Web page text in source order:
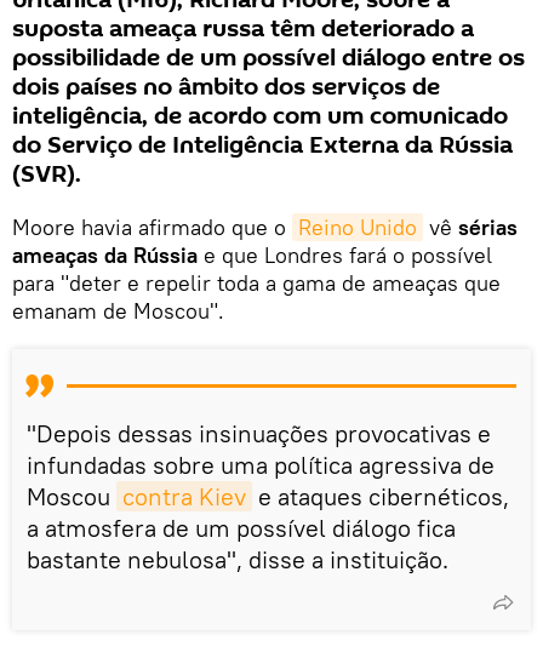
suposta ameaça russa têm deteriorado a
possibilidade de um possível diálogo entre os
dois países no âmbito dos serviços de
inteligência, de acordo com um comunicado
do Serviço de Inteligência Externa da Rússia
(SVR).
Moore havia afirmado que o Reino Unido vê sérias
ameaças da Rússia e que Londres fará o possível
para "deter e repelir toda a gama de ameaças que
emanam de Moscou".
"Depois dessas insinuações provocativas e
infundadas sobre uma política agressiva de
Moscou contra Kiev e ataques cibernéticos,
a atmosfera de um possível diálogo fica
bastante nebulosa", disse a instituição.